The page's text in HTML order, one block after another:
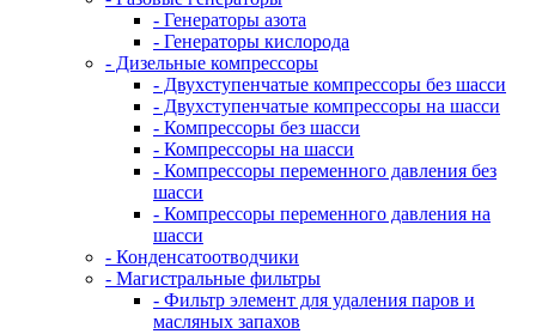
- Генераторы азота
- Генераторы кислорода
- Дизельные компрессоры
- Двухступенчатые компрессоры без шасси
- Двухступенчатые компрессоры на шасси
- Компрессоры без шасси
- Компрессоры на шасси
- Компрессоры переменного давления без
шасси
- Компрессоры переменного давления на
шасси
- Конденсатоотводчики
- Магистральные фильтры
- Фильтр элемент для удаления паров и
масляных запахов